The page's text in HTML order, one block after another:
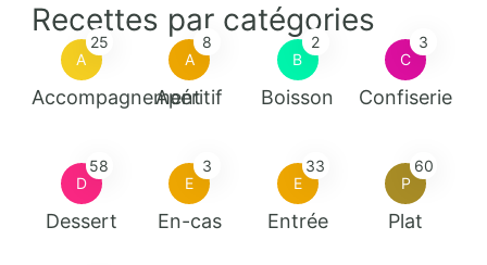
Recettes par catégories
A
25
Accompagnement
A
8
Apéritif
B
2
Boisson
C
3
Confiserie
D
58
Dessert
E
3
En-cas
E
33
Entrée
P
60
Plat